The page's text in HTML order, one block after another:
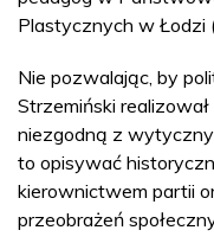
Plastycznych w Łodzi
Nie pozwalając, by
Strzemiński
niezgodną z
to opisywać
kierownictwem partii
przeobrażeń